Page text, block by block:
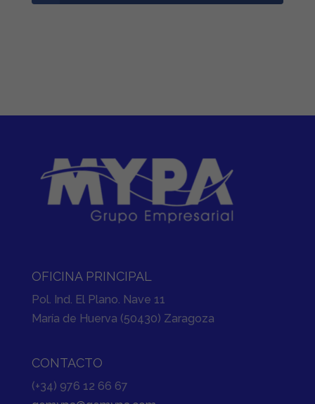
OFICINA PRINCIPAL
Pol. Ind. El Plano. Nave 11
María de Huerva (50430) Zaragoza
CONTACTO
(+34) 976 12 66 67